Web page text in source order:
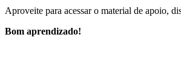
Aproveite para acessar o material de apoio,
Bom aprendizado!